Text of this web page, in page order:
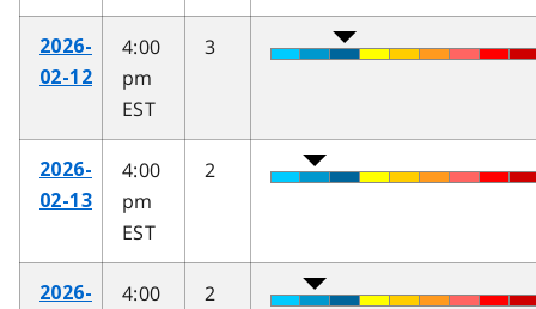
2026-
02-12
4:00
pm
EST
3
2026-
02-13
4:00
pm
EST
2
2026-
4:00
2